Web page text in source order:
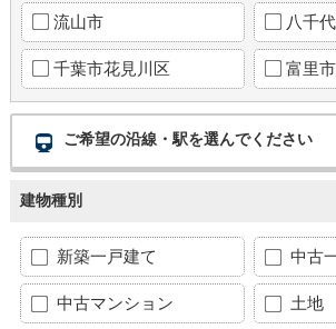
流山市 八千
千葉市花見川区 富里市
ご希望の沿線・駅を選んでください
建物種別
新築一戸建て 中古
中古マンション 土地